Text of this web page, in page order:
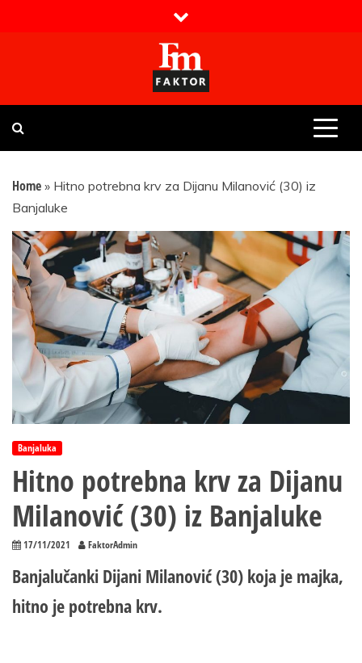
Faktor magazin
Uvijek presudan
Home » Hitno potrebna krv za Dijanu Milanović (30) iz
Banjaluke
Banjaluka
Hitno potrebna krv za Dijanu
Milanović (30) iz Banjaluke
17/11/2021 FaktorAdmin
Banjalučanki Dijani Milanović (30) koja je majka,
hitno je potrebna krv.